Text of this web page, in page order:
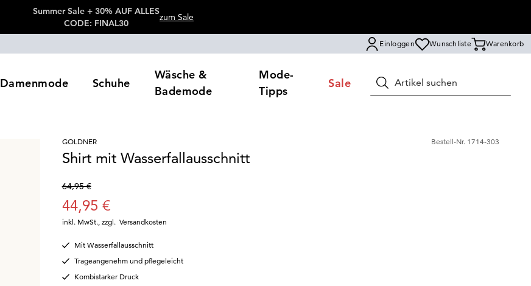
Summer Sale + 30% AUF ALLES
CODE: FINAL30
zum Sale
Einloggen Wunschliste Warenkorb
Damenmode Schuhe
Wäsche &
Bademode
Mode-
Tipps
Sale Suchen
GOLDNER
Bestell-Nr. 1714-303
Shirt mit Wasserfallausschnitt
64,95 €
44,95 €
inkl. MwSt., zzgl. Versandkosten
Mit Wasserfallausschnitt
Trageangenehm und pflegeleicht
Kombistarker Druck